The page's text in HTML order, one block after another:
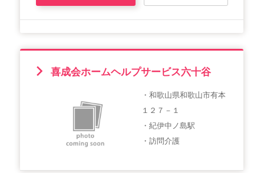
喜成会ホームヘルプサービス六十谷
・和歌山県和歌山市有本
１２７－１
・紀伊中ノ島駅
・訪問介護